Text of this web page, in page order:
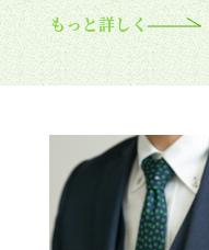
もっと詳しく